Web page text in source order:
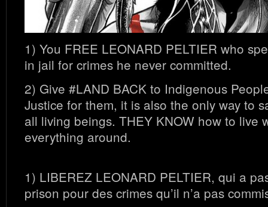
1) You FREE LEONARD PELTIER who
in jail for crimes he never committed.
2) Give #LAND BACK to Indigenous
Justice for them, it is also the only way to
all living beings. THEY KNOW how to live
everything around.
1) LIBEREZ LEONARD PELTIER, qui a
prison pour des crimes qu’il n’a pas